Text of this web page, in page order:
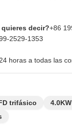
decir?+86
2529-1353
horas a todas las
trifásico